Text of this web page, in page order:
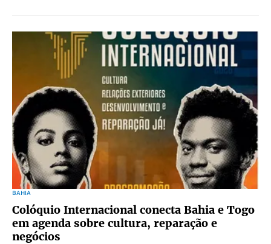
BAHIA
Colóquio Internacional conecta Bahia e Togo
em agenda sobre cultura, reparação e
negócios